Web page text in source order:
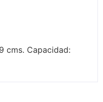
cms. Capacidad: